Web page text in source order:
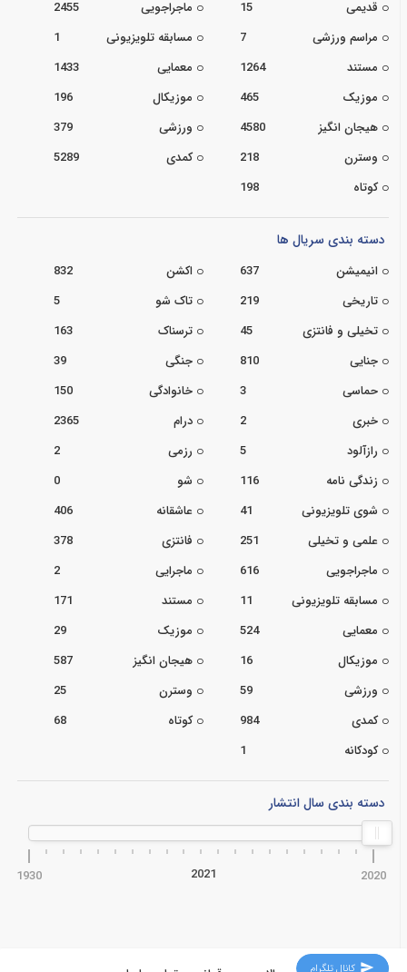
قدیمی
15 ماجراجویی
2455
مراسم ورزشی
7 مسابقه تلویزیونی
1
مستند
1264 معمایی
1433
موزیک
465 موزیکال
196
هیجان انگیز
4580 ورزشی
379
وسترن
218 کمدی
5289
کوتاه
198
دسته بندی سریال ها
انیمیشن 637 اکشن
832
تاریخی
219 تاک شو
5
تخیلی و فانتزی
45 ترسناک
163
جنایی
810 جنگی
39
حماسی
3 خانوادگی
150
خبری
2 درام
2365
رازآلود
5 رزمی
2
زندگی نامه
116 شو
0
شوی تلویزیونی
41 عاشقانه
406
علمی و تخیلی
251 فانتزی
378
ماجراجویی
616 ماجرایی
2
مسابقه تلویزیونی
11 مستند
171
معمایی
524 موزیک
29
موزیکال
16 هیجان انگیز
587
ورزشی
59 وسترن
25
کمدی
984 کوتاه
68
کودکانه
1
دسته بندی سال انتشار
1930 2020
2021
کانال تلگرام